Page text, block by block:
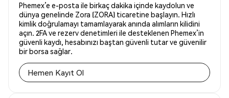
Phemex’e e-posta ile birkaç dakika içinde kaydolun ve
dünya genelinde Zora (ZORA) ticaretine başlayın. Hızlı
kimlik doğrulamayı tamamlayarak anında alımların kilidini
açın. 2FA ve rezerv denetimleri ile desteklenen Phemex’in
güvenli kaydı, hesabınızı baştan güvenli tutar ve güvenilir
bir borsa sağlar.
Hemen Kayıt Ol